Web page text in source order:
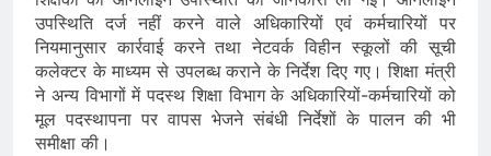
उपस्थिति दर्ज नहीं करने वाले अधिकारियों एवं कर्मचारियों पर
नियमानुसार कार्रवाई करने तथा नेटवर्क विहीन स्कूलों की सूची
कलेक्टर के माध्यम से उपलब्ध कराने के निर्देश दिए गए। शिक्षा मंत्री
ने अन्य विभागों में पदस्थ शिक्षा विभाग के अधिकारियों-कर्मचारियों को
मूल पदस्थापना पर वापस भेजने संबंधी निर्देशों के पालन की भी
समीक्षा की।